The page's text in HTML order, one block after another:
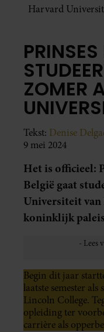
Harvard
ZOMER
Tekst: Denise
9 mei 2024
Het is officieel:
België gaat
Universiteit
koninklijk
Begin dit jaar
laatste semester als
Lincoln College.
opleiding ter
carrière als